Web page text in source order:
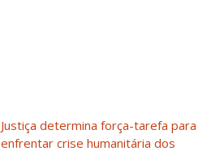
Justiça determina força-tarefa para
enfrentar crise humanitária dos